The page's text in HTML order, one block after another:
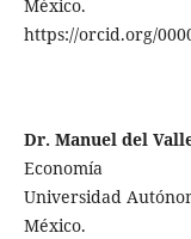
México.
https://orcid.org/
Dr. Manuel del
Economía
Universidad
México.